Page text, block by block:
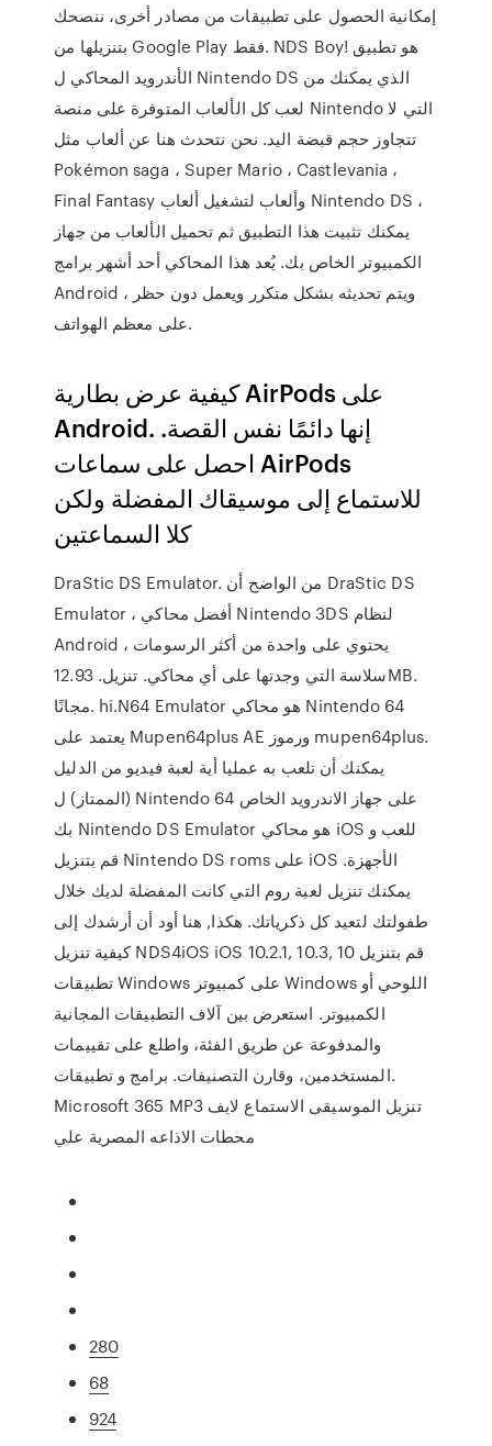
إمكانية الحصول على تطبيقات من مصادر أخرى، ننصحك
بتنزيلها من Google Play فقط. NDS Boy! هو تطبيق
الأندرويد المحاكي ل Nintendo DS الذي يمكنك من
لعب كل الألعاب المتوفرة على منصة Nintendo التي لا
تتجاوز حجم قبضة اليد. نحن نتحدث هنا عن ألعاب مثل
Pokémon saga ، Super Mario ، Castlevania ،
Final Fantasy وألعاب لتشغيل ألعاب Nintendo DS ،
يمكنك تثبيت هذا التطبيق ثم تحميل الألعاب من جهاز
الكمبيوتر الخاص بك. يُعد هذا المحاكي أحد أشهر برامج
Android ، ويتم تحديثه بشكل متكرر ويعمل دون حظر
على معظم الهواتف.
كيفية عرض بطارية AirPods على
Android. إنها دائمًا نفس القصة.
احصل على سماعات AirPods
للاستماع إلى موسيقاك المفضلة ولكن
كلا السماعتين
DraStic DS Emulator. من الواضح أن DraStic DS
Emulator ، أفضل محاكي Nintendo 3DS لنظام
Android ، يحتوي على واحدة من أكثر الرسومات
سلاسة التي وجدتها على أي محاكي. تنزيل. 12.93MB.
مجانًا. hi.N64 Emulator هو محاكي Nintendo 64
يعتمد على Mupen64plus AE ورموز mupen64plus.
يمكنك أن تلعب به عمليا أية لعبة فيديو من الدليل
(الممتاز) ل Nintendo 64 على جهاز الاندرويد الخاص
بك Nintendo DS Emulator هو محاكي iOS للعب و
قم بتنزيل Nintendo DS roms على iOS الأجهزة.
يمكنك تنزيل لعبة روم التي كانت المفضلة لديك خلال
طفولتك لتعيد كل ذكرياتك. هكذا, هنا أود أن أرشدك إلى
كيفية تنزيل NDS4iOS iOS 10.2.1, 10.3, 10 قم بتنزيل
تطبيقات Windows على كمبيوتر Windows اللوحي أو
الكمبيوتر. استعرض بين آلاف التطبيقات المجانية
والمدفوعة عن طريق الفئة، واطلع على تقييمات
المستخدمين، وقارن التصنيفات. برامج و تطبيقات.
Microsoft 365 MP3 تنزيل الموسيقى الاستماع لايف
محطات الاذاعه المصرية علي
280
68
924